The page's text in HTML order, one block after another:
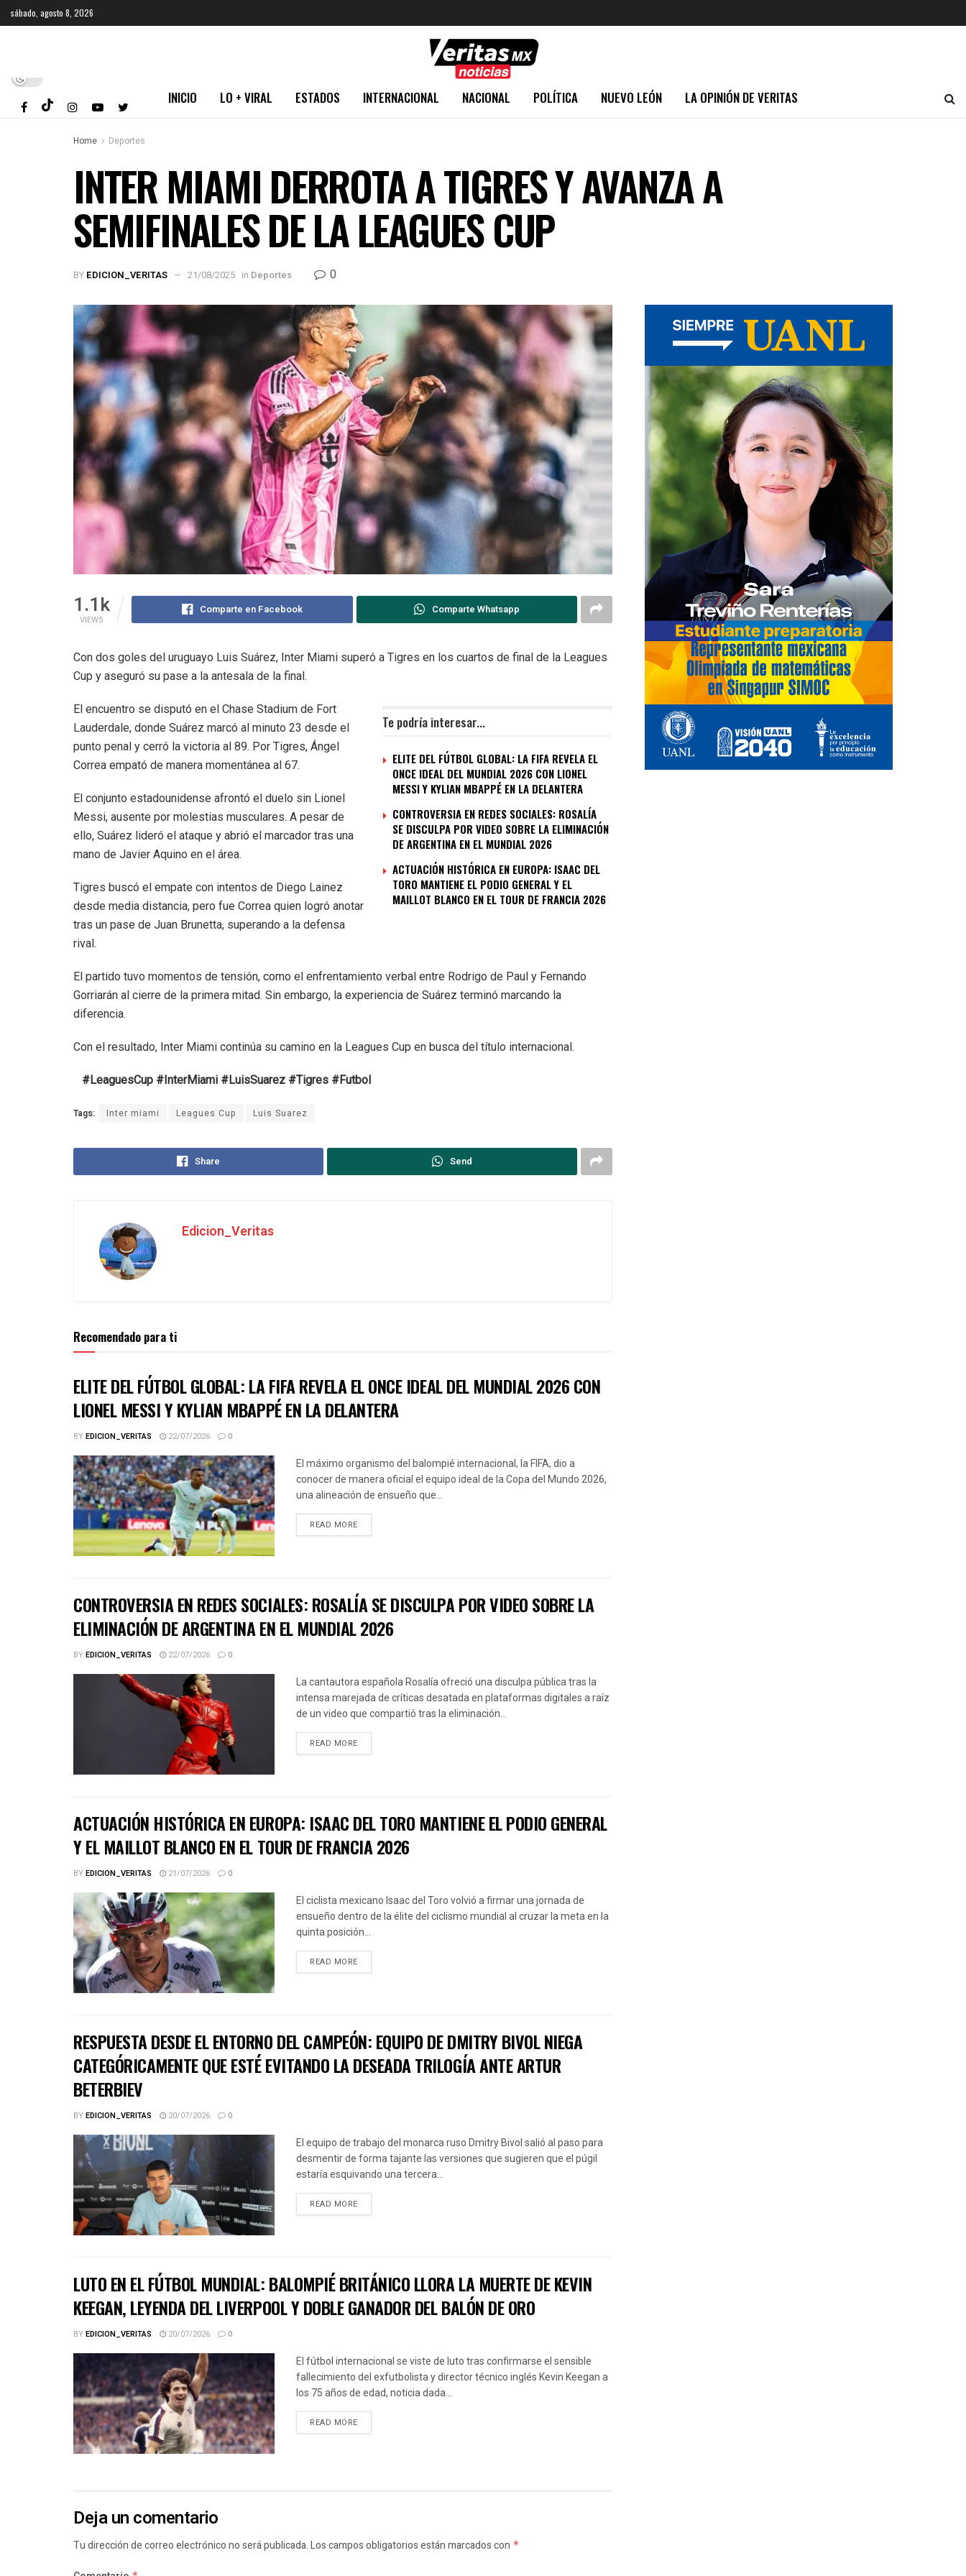
sábado, agosto 8, 2026
INICIO LO + VIRAL ESTADOS INTERNACIONAL NACIONAL POLÍTICA NUEVO LEÓN LA OPINIÓN DE VERITAS
Home Deportes
INTER MIAMI DERROTA A TIGRES Y AVANZA A
SEMIFINALES DE LA LEAGUES CUP
BY EDICION_VERITAS 21/08/2025 in Deportes 0
1.1k
VIEWS
Comparte en Facebook Comparte Whatsapp
Con dos goles del uruguayo Luis Suárez, Inter Miami superó a Tigres en los cuartos de final de la Leagues
Cup y aseguró su pase a la antesala de la final.
Te podría interesar...
ELITE DEL FÚTBOL GLOBAL: LA FIFA REVELA EL
ONCE IDEAL DEL MUNDIAL 2026 CON LIONEL
MESSI Y KYLIAN MBAPPÉ EN LA DELANTERA
CONTROVERSIA EN REDES SOCIALES: ROSALÍA
SE DISCULPA POR VIDEO SOBRE LA ELIMINACIÓN
DE ARGENTINA EN EL MUNDIAL 2026
ACTUACIÓN HISTÓRICA EN EUROPA: ISAAC DEL
TORO MANTIENE EL PODIO GENERAL Y EL
MAILLOT BLANCO EN EL TOUR DE FRANCIA 2026
El encuentro se disputó en el Chase Stadium de Fort
Lauderdale, donde Suárez marcó al minuto 23 desde el
punto penal y cerró la victoria al 89. Por Tigres, Ángel
Correa empató de manera momentánea al 67.
El conjunto estadounidense afrontó el duelo sin Lionel
Messi, ausente por molestias musculares. A pesar de
ello, Suárez lideró el ataque y abrió el marcador tras una
mano de Javier Aquino en el área.
Tigres buscó el empate con intentos de Diego Lainez
desde media distancia, pero fue Correa quien logró anotar
tras un pase de Juan Brunetta, superando a la defensa
rival.
El partido tuvo momentos de tensión, como el enfrentamiento verbal entre Rodrigo de Paul y Fernando
Gorriarán al cierre de la primera mitad. Sin embargo, la experiencia de Suárez terminó marcando la
diferencia.
Con el resultado, Inter Miami continúa su camino en la Leagues Cup en busca del título internacional.
#LeaguesCup #InterMiami #LuisSuarez #Tigres #Futbol
Tags: Inter miami Leagues Cup Luis Suarez
Share Send
Edicion_Veritas
Recomendado para ti
ELITE DEL FÚTBOL GLOBAL: LA FIFA REVELA EL ONCE IDEAL DEL MUNDIAL 2026 CON
LIONEL MESSI Y KYLIAN MBAPPÉ EN LA DELANTERA
BYEDICION_VERITAS 22/07/2026 0
El máximo organismo del balompié internacional, la FIFA, dio a
conocer de manera oficial el equipo ideal de la Copa del Mundo 2026,
una alineación de ensueño que...
READ MORE
CONTROVERSIA EN REDES SOCIALES: ROSALÍA SE DISCULPA POR VIDEO SOBRE LA
ELIMINACIÓN DE ARGENTINA EN EL MUNDIAL 2026
BYEDICION_VERITAS 22/07/2026 0
La cantautora española Rosalía ofreció una disculpa pública tras la
intensa marejada de críticas desatada en plataformas digitales a raíz
de un video que compartió tras la eliminación...
READ MORE
ACTUACIÓN HISTÓRICA EN EUROPA: ISAAC DEL TORO MANTIENE EL PODIO GENERAL
Y EL MAILLOT BLANCO EN EL TOUR DE FRANCIA 2026
BYEDICION_VERITAS 21/07/2026 0
El ciclista mexicano Isaac del Toro volvió a firmar una jornada de
ensueño dentro de la élite del ciclismo mundial al cruzar la meta en la
quinta posición...
READ MORE
RESPUESTA DESDE EL ENTORNO DEL CAMPEÓN: EQUIPO DE DMITRY BIVOL NIEGA
CATEGÓRICAMENTE QUE ESTÉ EVITANDO LA DESEADA TRILOGÍA ANTE ARTUR
BETERBIEV
BYEDICION_VERITAS 20/07/2026 0
El equipo de trabajo del monarca ruso Dmitry Bivol salió al paso para
desmentir de forma tajante las versiones que sugieren que el púgil
estaría esquivando una tercera...
READ MORE
LUTO EN EL FÚTBOL MUNDIAL: BALOMPIÉ BRITÁNICO LLORA LA MUERTE DE KEVIN
KEEGAN, LEYENDA DEL LIVERPOOL Y DOBLE GANADOR DEL BALÓN DE ORO
BYEDICION_VERITAS 20/07/2026 0
El fútbol internacional se viste de luto tras confirmarse el sensible
fallecimiento del exfutbolista y director técnico inglés Kevin Keegan a
los 75 años de edad, noticia dada...
READ MORE
Deja un comentario
Tu dirección de correo electrónico no será publicada.Los campos obligatorios están marcados con *